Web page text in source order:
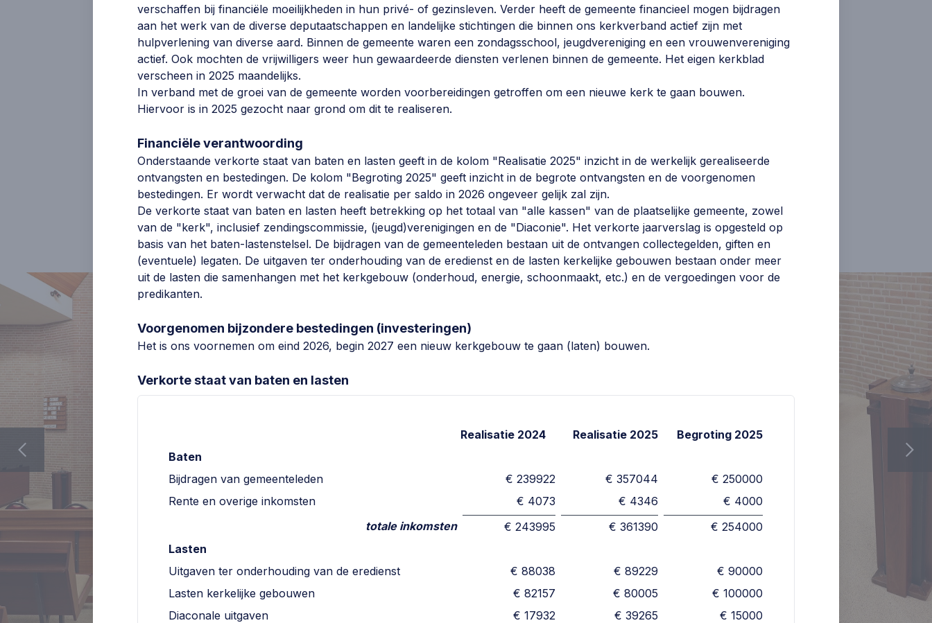
Ds. B. Labee 21-11-2022
Kand. M.G. van Middendorp 20-06-2022
Ds. A. Schot
Ds. J. de Kok 13-12-2021
verschaffen bij financiële moeilijkheden in hun privé- of gezinsleven. Verder heeft de gemeente financieel mogen bijdragen
aan het werk van de diverse deputaatschappen en landelijke stichtingen die binnen ons kerkverband actief zijn met
hulpverlening van diverse aard. Binnen de gemeente waren een zondagsschool, jeugdvereniging en een vrouwenvereniging
actief. Ook mochten de vrijwilligers weer hun gewaardeerde diensten verlenen binnen de gemeente. Het eigen kerkblad
verscheen in 2025 maandelijks.
In verband met de groei van de gemeente worden voorbereidingen getroffen om een nieuwe kerk te gaan bouwen.
Hiervoor is in 2025 gezocht naar grond om dit te realiseren.
Financiële verantwoording
Onderstaande verkorte staat van baten en lasten geeft in de kolom "Realisatie 2025" inzicht in de werkelijk gerealiseerde
ontvangsten en bestedingen. De kolom "Begroting 2025" geeft inzicht in de begrote ontvangsten en de voorgenomen
bestedingen. Er wordt verwacht dat de realisatie per saldo in 2026 ongeveer gelijk zal zijn.
De verkorte staat van baten en lasten heeft betrekking op het totaal van "alle kassen" van de plaatselijke gemeente, zowel
van de "kerk", inclusief zendingscommissie, (jeugd)verenigingen en de "Diaconie". Het verkorte jaarverslag is opgesteld op
basis van het baten-lastenstelsel. De bijdragen van de gemeenteleden bestaan uit de ontvangen collectegelden, giften en
(eventuele) legaten. De uitgaven ter onderhouding van de eredienst en de lasten kerkelijke gebouwen bestaan onder meer
uit de lasten die samenhangen met het kerkgebouw (onderhoud, energie, schoonmaakt, etc.) en de vergoedingen voor de
predikanten.
Voorgenomen bijzondere bestedingen (investeringen)
Het is ons voornemen om eind 2026, begin 2027 een nieuw kerkgebouw te gaan (laten) bouwen.
Verkorte staat van baten en lasten
Realisatie 2024 Realisatie 2025
Begroting 2025
Baten
Bijdragen van gemeenteleden
€ 239922 € 357044
€ 250000
Rente en overige inkomsten
€ 4073 € 4346
€ 4000
totale inkomsten
€ 243995 € 361390
€ 254000
Lasten
Uitgaven ter onderhouding van de eredienst
€ 88038 € 89229
€ 90000
Lasten kerkelijke gebouwen
€ 82157 € 80005
€ 100000
Diaconale uitgaven
€ 17932 € 39265
€ 15000